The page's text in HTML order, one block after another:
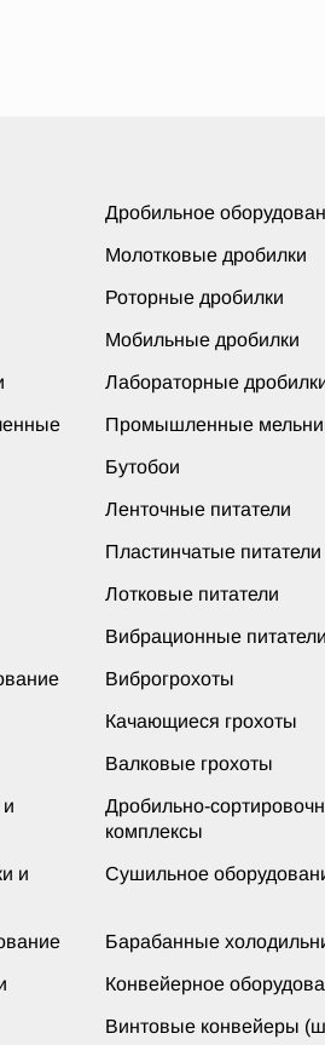
Дробильное
Молотковые дробилки
Роторные дробилки
Мобильные дробилки
Лабораторные
Промышленные
Бутобои
Ленточные питатели
Пластинчатые питатели
Лотковые питатели
Вибрационные питатели
Виброгрохоты
Качающиеся грохоты
Валковые грохоты
Дробильно-
комплексы
и
Сушильное
Барабанные
Конвейерное
Винтовые конвейеры